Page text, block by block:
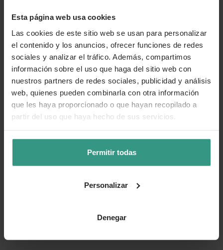
Esta página web usa cookies
Las cookies de este sitio web se usan para personalizar
el contenido y los anuncios, ofrecer funciones de redes
sociales y analizar el tráfico. Además, compartimos
información sobre el uso que haga del sitio web con
nuestros partners de redes sociales, publicidad y análisis
web, quienes pueden combinarla con otra información
que les haya proporcionado o que hayan recopilado a
partir del uso que haya hecho de sus servicios.
Permitir todas
Personalizar
Denegar